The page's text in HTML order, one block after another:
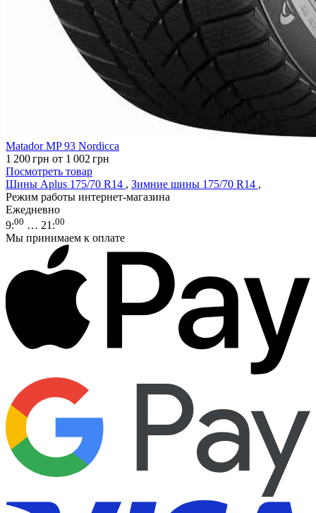
Matador MP 93 Nordicca
1 200грн от 1 002 грн
Посмотреть товар
Шины Aplus 175/70 R14 , Зимние шины 175/70 R14 ,
Режим работы интернет-магазина
Ежедневно
9:00 … 21 :00
Мы принимаем к оплате